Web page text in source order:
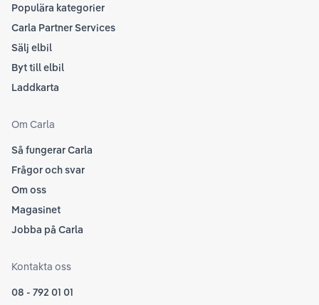
Populära kategorier
Carla Partner Services
Sälj elbil
Byt till elbil
Laddkarta
Om Carla
Så fungerar Carla
Frågor och svar
Om oss
Magasinet
Jobba på Carla
Kontakta oss
08 - 792 01 01